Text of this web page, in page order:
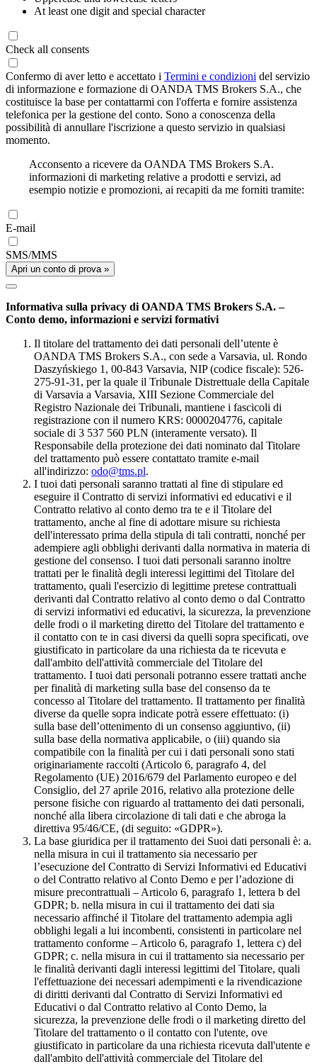
At least one digit and special character
Check all consents
Confermo di aver letto e accettato i Termini e condizioni del servizio
di informazione e formazione di OANDA TMS Brokers S.A., che
costituisce la base per contattarmi con l'offerta e fornire assistenza
telefonica per la gestione del conto. Sono a conoscenza della
possibilità di annullare l'iscrizione a questo servizio in qualsiasi
momento.
Acconsento a ricevere da OANDA TMS Brokers S.A.
informazioni di marketing relative a prodotti e servizi, ad
esempio notizie e promozioni, ai recapiti da me forniti tramite:
E-mail
SMS/MMS
Apri un conto di prova »
Informativa sulla privacy di OANDA TMS Brokers S.A. –
Conto demo, informazioni e servizi formativi
Il titolare del trattamento dei dati personali dell’utente è
OANDA TMS Brokers S.A., con sede a Varsavia, ul. Rondo
Daszyńskiego 1, 00-843 Varsavia, NIP (codice fiscale): 526-
275-91-31, per la quale il Tribunale Distrettuale della Capitale
di Varsavia a Varsavia, XIII Sezione Commerciale del
Registro Nazionale dei Tribunali, mantiene i fascicoli di
registrazione con il numero KRS: 0000204776, capitale
sociale di 3 537 560 PLN (interamente versato). Il
Responsabile della protezione dei dati nominato dal Titolare
del trattamento può essere contattato tramite e-mail
all'indirizzo: odo@tms.pl.
I tuoi dati personali saranno trattati al fine di stipulare ed
eseguire il Contratto di servizi informativi ed educativi e il
Contratto relativo al conto demo tra te e il Titolare del
trattamento, anche al fine di adottare misure su richiesta
dell'interessato prima della stipula di tali contratti, nonché per
adempiere agli obblighi derivanti dalla normativa in materia di
gestione del consenso. I tuoi dati personali saranno inoltre
trattati per le finalità degli interessi legittimi del Titolare del
trattamento, quali l'esercizio di legittime pretese contrattuali
derivanti dal Contratto relativo al conto demo o dal Contratto
di servizi informativi ed educativi, la sicurezza, la prevenzione
delle frodi o il marketing diretto del Titolare del trattamento e
il contatto con te in casi diversi da quelli sopra specificati, ove
giustificato in particolare da una richiesta da te ricevuta e
dall'ambito dell'attività commerciale del Titolare del
trattamento. I tuoi dati personali potranno essere trattati anche
per finalità di marketing sulla base del consenso da te
concesso al Titolare del trattamento. Il trattamento per finalità
diverse da quelle sopra indicate potrà essere effettuato: (i)
sulla base dell’ottenimento di un consenso aggiuntivo, (ii)
sulla base della normativa applicabile, o (iii) quando sia
compatibile con la finalità per cui i dati personali sono stati
originariamente raccolti (Articolo 6, paragrafo 4, del
Regolamento (UE) 2016/679 del Parlamento europeo e del
Consiglio, del 27 aprile 2016, relativo alla protezione delle
persone fisiche con riguardo al trattamento dei dati personali,
nonché alla libera circolazione di tali dati e che abroga la
direttiva 95/46/CE, (di seguito: «GDPR»).
La base giuridica per il trattamento dei Suoi dati personali è: a.
nella misura in cui il trattamento sia necessario per
l’esecuzione del Contratto di Servizi Informativi ed Educativi
o del Contratto relativo al Conto Demo e per l’adozione di
misure precontrattuali – Articolo 6, paragrafo 1, lettera b del
GDPR; b. nella misura in cui il trattamento dei dati sia
necessario affinché il Titolare del trattamento adempia agli
obblighi legali a lui incombenti, consistenti in particolare nel
trattamento conforme – Articolo 6, paragrafo 1, lettera c) del
GDPR; c. nella misura in cui il trattamento sia necessario per
le finalità derivanti dagli interessi legittimi del Titolare, quali
l'effettuazione dei necessari adempimenti e la rivendicazione
di diritti derivanti dal Contratto di Servizi Informativi ed
Educativi o dal Contratto relativo al Conto Demo, la
sicurezza, la prevenzione delle frodi o il marketing diretto del
Titolare del trattamento o il contatto con l'utente, ove
giustificato in particolare da una richiesta ricevuta dall'utente e
dall'ambito dell'attività commerciale del Titolare del